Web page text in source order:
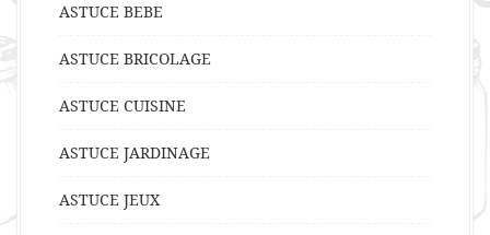
ASTUCE BEBE
ASTUCE BRICOLAGE
ASTUCE CUISINE
ASTUCE JARDINAGE
ASTUCE JEUX